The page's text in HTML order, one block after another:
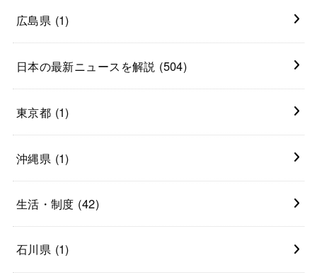
広島県 (1)
日本の最新ニュースを解説 (504)
東京都 (1)
沖縄県 (1)
生活・制度 (42)
石川県 (1)